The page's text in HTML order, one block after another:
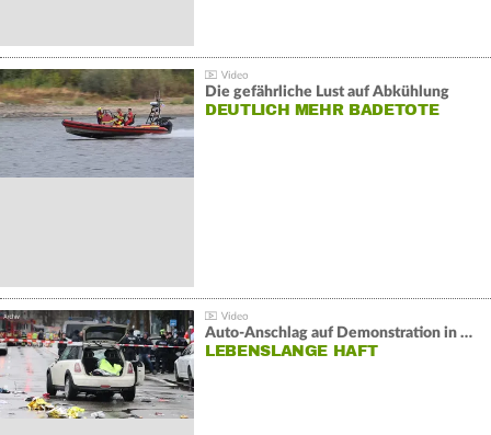
Die gefährliche Lust auf Abkühlung
DEUTLICH MEHR BADETOTE
Auto-Anschlag auf Demonstration in München:
LEBENSLANGE HAFT